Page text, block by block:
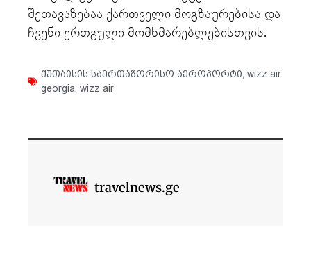
შეთავაზებაა ქართველი მოგზაურებისა და
ჩვენი ერთგული მომხმარებლებისთვის.
ქუთაისის საერთაშორისო აეროპორტი wizz air
georgia wizz air
travelnews.ge